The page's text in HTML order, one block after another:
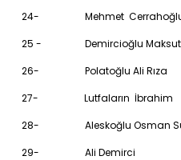
24- Mehmet
25 - Demircioğlu Maksut
26- Polatoğlu Ali Rıza
27- Lutfaların İbrahim
28- Aleskoğlu Osman
29- Ali Demirci